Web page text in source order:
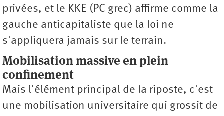
privées, et le KKE (PC grec) affirme comme la
gauche anticapitaliste que la loi ne
s'appliquera jamais sur le terrain.
Mobilisation massive en plein
confinement
Mais l'élément principal de la riposte, c'est
une mobilisation universitaire qui grossit de